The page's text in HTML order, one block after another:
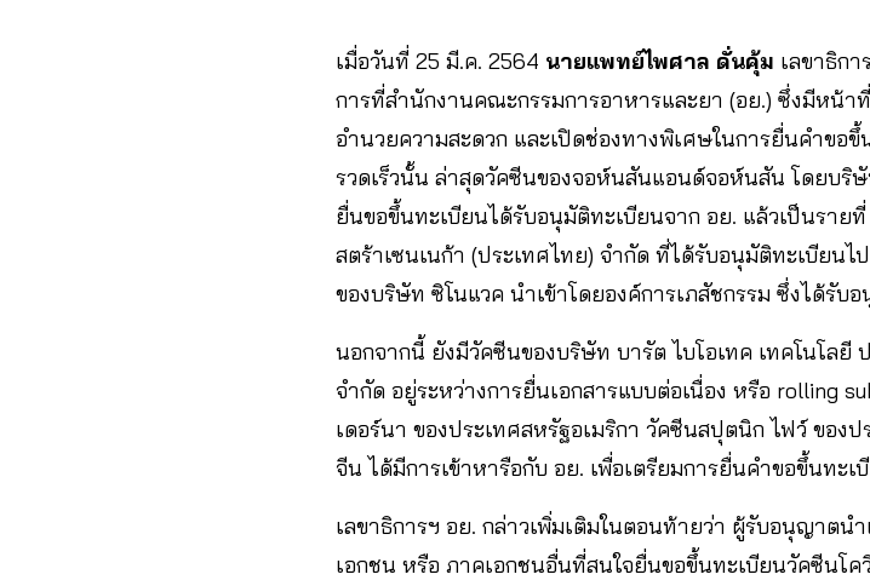
เมื่อวันที่​ 25​ มี.ค.​ 2564​ นายแพทย์ไพศาล ดั่นคุ้ม เลขาธิก
การที่สำนักงานคณะกรรมการอาหารและยา (อย.) ซึ่งมีหน้
อำนวยความสะดวก และเปิดช่องทางพิเศษในการยื่นคำขอ
รวดเร็วนั้น ล่าสุดวัคซีนของจอห์นสันแอนด์จอห์นสัน โดยบริ
ยื่นขอขึ้นทะเบียนได้รับอนุมัติทะเบียนจาก อย. แล้วเป็นราย
สตร้าเซนเนก้า (ประเทศไทย) จำกัด ที่ได้รับอนุมัติทะเบียน
ของบริษัท ซิโนแวค นำเข้าโดยองค์การเภสัชกรรม ซึ่งได้รับ
นอกจากนี้ ยังมีวัคซีนของบริษัท บารัต ไบโอเทค เทคโนโลยี
จำกัด อยู่ระหว่างการยื่นเอกสารแบบต่อเนื่อง หรือ rolling
เดอร์นา ของประเทศสหรัฐอเมริกา วัคซีนสปุตนิก ไฟว์ ของ
จีน ได้มีการเข้าหารือกับ อย. เพื่อเตรียมการยื่นคำขอขึ้นทะเ
เลขาธิการฯ อย. กล่าวเพิ่มเติมในตอนท้ายว่า ผู้รับอนุญาตน
เอกชน หรือ ภาคเอกชนอื่นที่สนใจยื่นขอขึ้นทะเบียนวัคซีนโค